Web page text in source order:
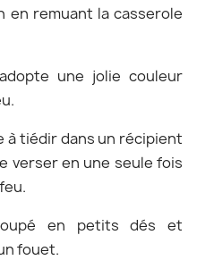
en remuant la casserole
une jolie couleur
à tiédir dans un récipient
verser en une seule fois
en petits dés et
fouet.